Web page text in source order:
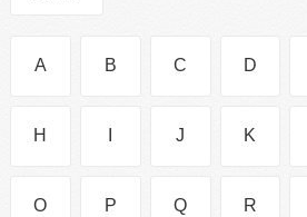
A B C D
H J K
O P Q R